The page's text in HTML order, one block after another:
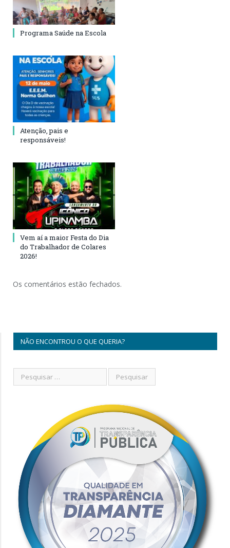
Programa Saúde na Escola
Atenção, pais e
responsáveis!
Vem aí a maior Festa do Dia
do Trabalhador de Colares
2026!
Os comentários estão fechados.
NÃO ENCONTROU O QUE QUERIA?